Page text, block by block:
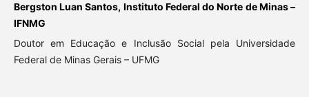
Bergston Luan Santos, Instituto Federal do Norte de Minas –
IFNMG
Doutor em Educação e Inclusão Social pela Universidade
Federal de Minas Gerais – UFMG